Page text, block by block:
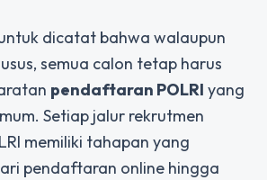
dicatat bahwa walaupun
semua calon tetap harus
pendaftaran POLRI yang
Setiap jalur rekrutmen
memiliki tahapan yang
pendaftaran online hingga